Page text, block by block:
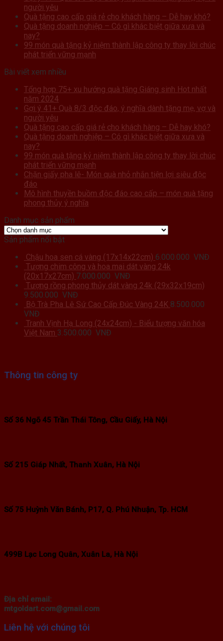
người yêu
Quà tặng cao cấp giá rẻ cho khách hàng – Dễ hay khó?
Quà tặng doanh nghiệp – Có gì khác biệt giữa xưa và
nay?
99 món quà tặng kỷ niệm thành lập công ty thay lời chúc
phát triển vững mạnh
Bài viết xem nhiều
Tổng hợp 75+ xu hướng quà tặng Giáng sinh Hot nhất
năm 2024
Gợi ý 41+ Quà 8/3 độc đáo, ý nghĩa dành tặng mẹ, vợ và
người yêu
Quà tặng cao cấp giá rẻ cho khách hàng – Dễ hay khó?
Quà tặng doanh nghiệp – Có gì khác biệt giữa xưa và
nay?
99 món quà tặng kỷ niệm thành lập công ty thay lời chúc
phát triển vững mạnh
Chặn giấy pha lê- Món quà nhỏ nhắn tiện lợi siêu độc
đáo
Mô hình thuyền buồm độc đáo cao cấp – món quà tặng
phong thủy ý nghĩa
Danh mục sản phẩm
Sản phẩm nổi bật
Chậu hoa sen cá vàng (17x14x22cm) 6.000.000 VNĐ
Tượng chim công và hoa mai dát vàng 24k
(20x17x27cm) 7.000.000 VNĐ
Tượng rồng phong thủy dát vàng 24k (29x32x19cm)
9.500.000 VNĐ
Bộ Trà Pha Lê Sứ Cao Cấp Đúc Vàng 24K 8.500.000
VNĐ
Tranh Vịnh Hạ Long (24x24cm) - Biểu tượng văn hóa
Việt Nam 3.500.000 VNĐ
Thông tin công ty
Số 36 Ngõ 45 Trần Thái Tông, Cầu Giấy, Hà Nội
Số 215 Giáp Nhất, Thanh Xuân, Hà Nội
Số 75 Huỳnh Văn Bánh, P17, Q. Phú Nhuận, Tp. HCM
499B Lạc Long Quân, Xuân La, Hà Nội
Địa chỉ email:
mtgoldart.com@gmail.com
Liên hệ với chúng tôi